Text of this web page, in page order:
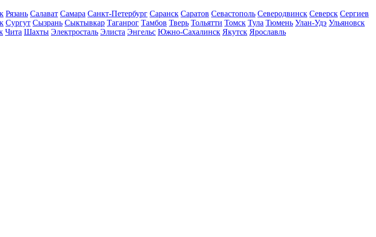
Рязань Салават Самара Санкт-Петербург Саранск Саратов Севастополь Северодвинск Северск Сергиев
Сургут Сызрань Сыктывкар Таганрог Тамбов Тверь Тольятти Томск Тула Тюмень Улан-Удэ Ульяновск
Чита Шахты Электросталь Элиста Энгельс Южно-Сахалинск Якутск Ярославль